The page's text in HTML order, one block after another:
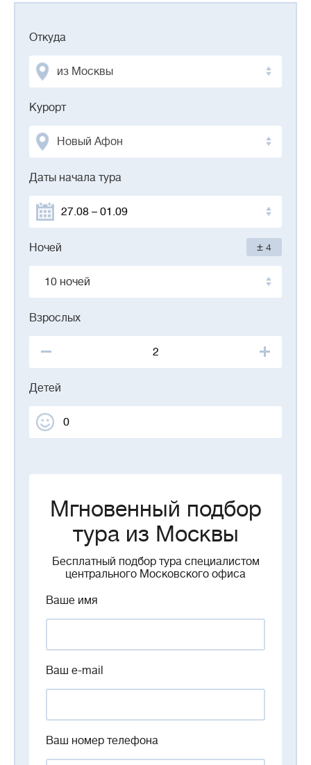
Откуда
из Москвы
Курорт
Новый Афон
Даты начала тура
Ночей ± 4
10 ночей
Взрослых
Детей
Мгновенный подбор
тура из Москвы
Бесплатный подбор тура специалистом
центрального Московского офиса
Ваше имя
Ваш e-mail
Ваш номер телефона